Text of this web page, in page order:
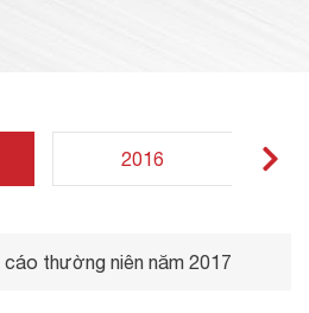
2016
thường niên năm 2017